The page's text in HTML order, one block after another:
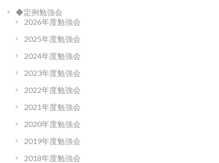
◆定例勉強会
2026年度勉強会
2025年度勉強会
2024年度勉強会
2023年度勉強会
2022年度勉強会
2021年度勉強会
2020年度勉強会
2019年度勉強会
2018年度勉強会